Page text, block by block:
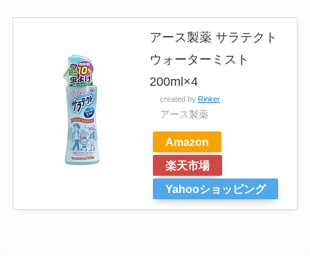
アース製薬 サラテクト
ウォーターミスト
200ml×4
created by Rinker
アース製薬
Amazon
楽天市場
Yahooショッピング